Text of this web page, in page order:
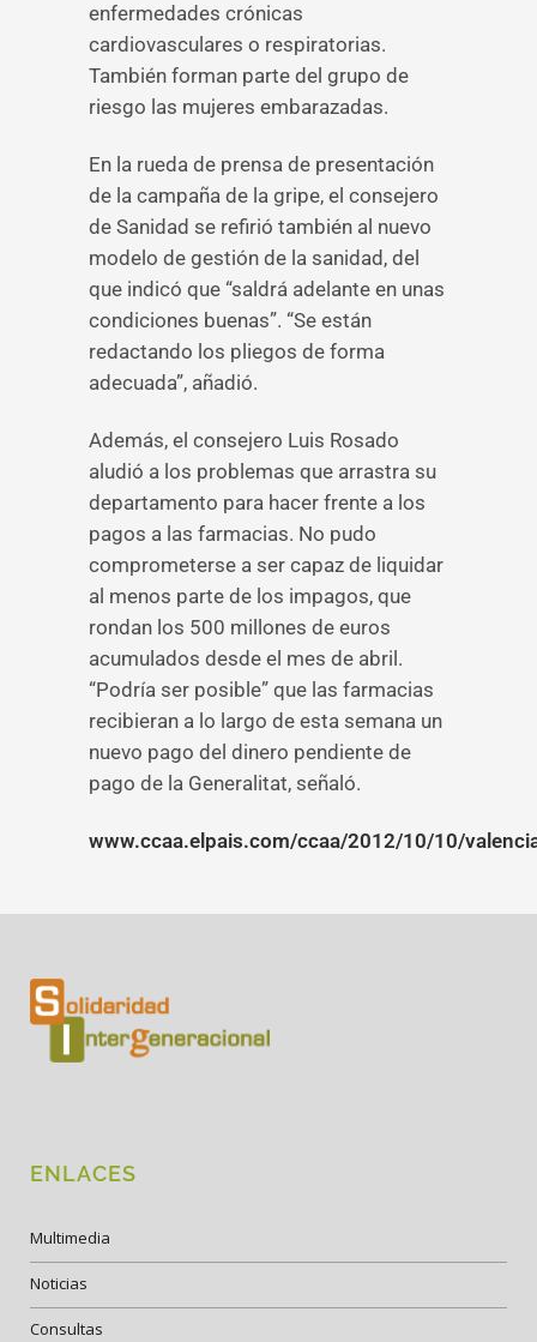
enfermedades crónicas
cardiovasculares o respiratorias.
También forman parte del grupo de
riesgo las mujeres embarazadas.
En la rueda de prensa de presentación
de la campaña de la gripe, el consejero
de Sanidad se refirió también al nuevo
modelo de gestión de la sanidad, del
que indicó que “saldrá adelante en unas
condiciones buenas”. “Se están
redactando los pliegos de forma
adecuada”, añadió.
Además, el consejero Luis Rosado
aludió a los problemas que arrastra su
departamento para hacer frente a los
pagos a las farmacias. No pudo
comprometerse a ser capaz de liquidar
al menos parte de los impagos, que
rondan los 500 millones de euros
acumulados desde el mes de abril.
“Podría ser posible” que las farmacias
recibieran a lo largo de esta semana un
nuevo pago del dinero pendiente de
pago de la Generalitat, señaló.
www.ccaa.elpais.com/ccaa/2012/10/10/
ENLACES
Multimedia
Noticias
Consultas